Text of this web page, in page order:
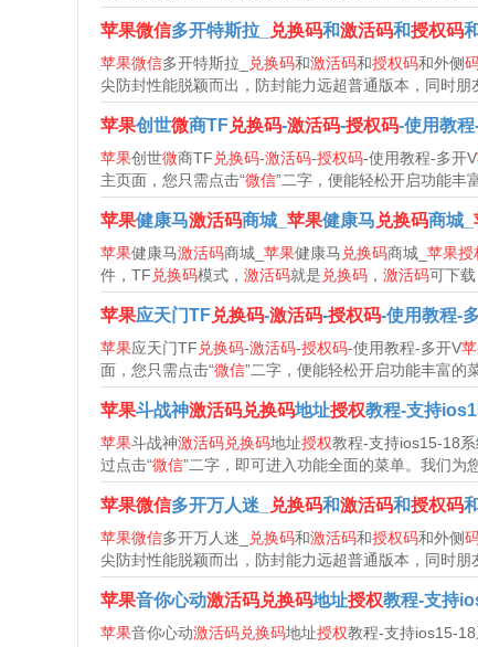
苹果微信多开特斯拉_ 兑换码和激活码和授权码
苹果微信多开特斯拉_ 兑换码和激活码和授权码和外侧
尖防封性能脱颖而出，防封能力远超普通版本，同时朋
苹果创世微商TF兑换码-激活码-授权码-使用教
苹果创世微商TF 兑换码-激活码-授权码-使用教程-多开V
主页面，您只需点击“微信”二字，便能轻松开启功能丰
苹果健康马激活码商城_ 苹果健康马 兑换码商城_
苹果健康马激活码商城_ 苹果健康马 兑换码商城_ 苹果授
件，TF 兑换码模式， 激活码就是 兑换码， 激活码可下
苹果应天门TF兑换码-激活码-授权码-使用教程-
苹果应天门TF 兑换码-激活码-授权码-使用教程-多开V
面，您只需点击“微信”二字，便能轻松开启功能丰富的
苹果斗战神激活码兑换码地址授权教程-支持
苹果斗战神激活码兑换码地址授权教程-支持ios15-18系
过点击“微信”二字，即可进入功能全面的菜单。我们为
苹果微信多开万人迷_ 兑换码和激活码和授权码
苹果微信多开万人迷_ 兑换码和激活码和授权码和外侧
尖防封性能脱颖而出，防封能力远超普通版本，同时朋
苹果音你心动激活码兑换码地址授权教程-支持
苹果音你心动激活码兑换码地址授权教程-支持ios15-